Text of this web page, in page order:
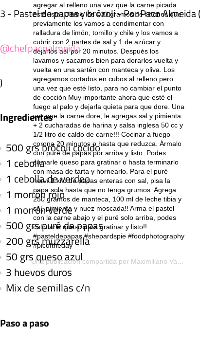
agregar al relleno una vez que la carne picada
esté lista. Ultimo los 400 gramos de riñones que
previamente los vamos a condimentar con
ralladura de limón, tomillo y chile y los vamos a
cubrir con 2 partes de sal y 1 de azúcar y
dejarlos así por 20 minutos. Después los
lavamos y sacamos bien para dorarlos vuelta y
vuelta en una sartén con manteca y oliva. Los
agregamos cortados en cubos al relleno pero
una vez que esté listo, para no cambiar el punto
de cocción Muy importante ahora que esté el
fuego al palo y dejarla quieta para que dore. Una
vez que la carne dore, le agregas sal y pimienta
+ 2 cucharadas de harina y salsa inglesa 50 cc y
1/2 litro de caldo de carne!!! Cocinar a fuego
corona 20 minutos o hasta que reduzca. Ármalo
con puré de papas por arriba y listo. Podes
sumarle queso para gratinar o hasta terminarlo
con masa de tarta y hornearlo. Para el puré
herví 1 kilo de papas enteras con sal, pisa la
papa sola hasta que no tenga grumos. Agrega
250 gramos de manteca, 100 ml de leche tibia y
sal, pimienta y nuez moscada!! Arma el pastel
con la carne abajo y el puré solo arriba, podes
colocarle queso para gratinar y listo!! .
#pasteldepapas #shepardspie #foodphotography
#picoftheday
Una publicación compartida por Maximiliano Van Oyen
3 - Pastel de papas y brócoli - Por Paco Almeida (
@chefpacoalmeida
)
Ingredientes
500 grs brócoli cocido
1 cebolla
1 cebolla de verdeo
1 morrón rojo
1 morrón verde
500 grs puré de papas
200 grs muzzarella
50 grs queso azul
3 huevos duros
Mix de semillas c/n
Paso a paso